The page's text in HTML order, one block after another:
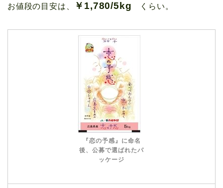
お値段の目安は、 ￥1,780/5kg くらい。
『恋の予感』に命名
後、公募で選ばれたパ
ッケージ